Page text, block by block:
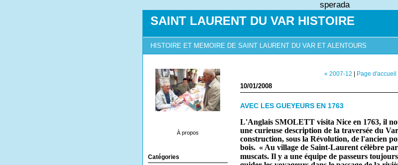
sperada
SAINT LAURENT DU VAR HISTOIRE
HISTOIRE ET MEMOIRE DE SAINT LAURENT DU VAR ET ALENTOURS
À propos
Catégories
« 2007-12 | Page d'accueil
10/01/2008
AVEC LES GUEYEURS EN 1763
L'Anglais SMOLETT visita Nice en 1763, il
une curieuse description de la traversée du
construction, sous la Révolution, de l'ancien
bois. « Au village de Saint-Laurent célèbre par
muscats. Il y a une équipe de passeurs